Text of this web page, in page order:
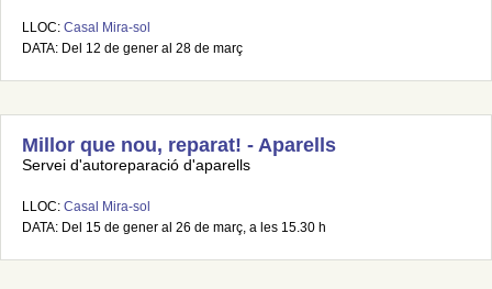
LLOC: Casal Mira-sol
DATA: Del 12 de gener al 28 de març
Millor que nou, reparat! - Aparells
Servei d'autoreparació d'aparells
LLOC: Casal Mira-sol
DATA: Del 15 de gener al 26 de març, a les 15.30 h